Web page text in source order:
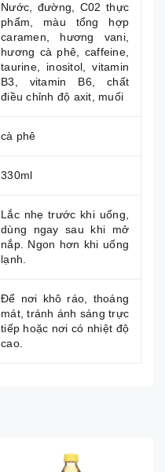
Nước, đường, C02 thực
phẩm, màu tổng hợp
caramen, hương vani,
hương cà phê, caffeine,
taurine, inositol, vitamin
B3, vitamin B6, chất
điều chỉnh độ axit, muối
cà phê
330ml
Lắc nhẹ trước khi uống,
dùng ngay sau khi mở
nắp. Ngon hơn khi uống
lạnh.
Để nơi khô ráo, thoáng
mát, tránh ánh sáng trực
tiếp hoặc nơi có nhiệt độ
cao.